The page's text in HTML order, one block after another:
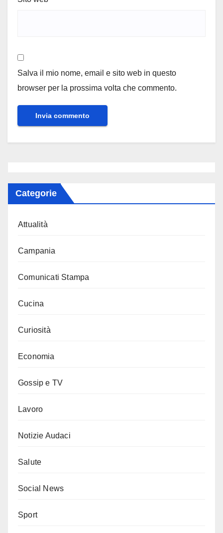
Salva il mio nome, email e sito web in questo
browser per la prossima volta che commento.
Categorie
Attualità
Campania
Comunicati Stampa
Cucina
Curiosità
Economia
Gossip e TV
Lavoro
Notizie Audaci
Salute
Social News
Sport